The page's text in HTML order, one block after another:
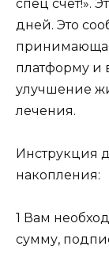
спец счет!».
дней. Это
платформу и
улучшение
лечения.
Инструкция
накопления:
1 Вам
сумму,